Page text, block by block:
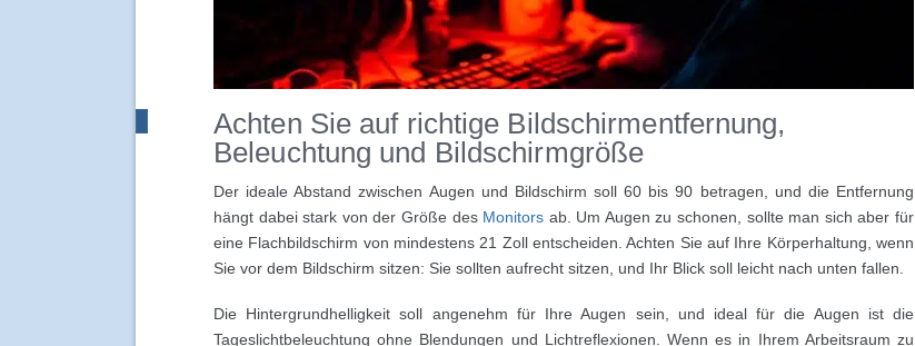
Achten Sie auf richtige Bildschirmentfernung,
Beleuchtung und Bildschirmgröße
Der ideale Abstand zwischen Augen und Bildschirm soll 60 bis 90 betragen, und die Entfernung
hängt dabei stark von der Größe des Monitors ab. Um Augen zu schonen, sollte man sich aber für
eine Flachbildschirm von mindestens 21 Zoll entscheiden. Achten Sie auf Ihre Körperhaltung, wenn
Sie vor dem Bildschirm sitzen: Sie sollten aufrecht sitzen, und Ihr Blick soll leicht nach unten fallen.
Die Hintergrundhelligkeit soll angenehm für Ihre Augen sein, und ideal für die Augen ist die
Tageslichtbeleuchtung ohne Blendungen und Lichtreflexionen. Wenn es in Ihrem Arbeitsraum zu